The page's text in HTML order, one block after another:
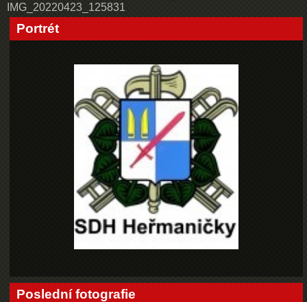
IMG_20220423_125831
Portrét
Poslední fotografie